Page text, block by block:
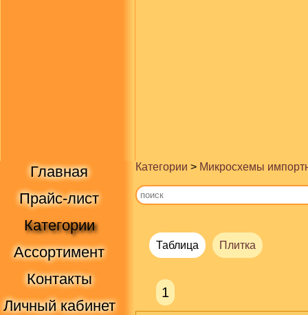
Главная
Прайс-лист
Категории
Ассортимент
Контакты
Личный кабинет
Категории > Микросхемы
Таблица Плитка
1